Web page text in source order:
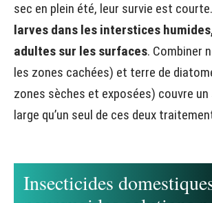
sec en plein été, leur survie est courte.
larves dans les interstices
adultes sur les surfaces. Combiner
les zones cachées) et terre de
zones sèches et exposées) couvre
large qu’un seul de ces deux
Insecticides